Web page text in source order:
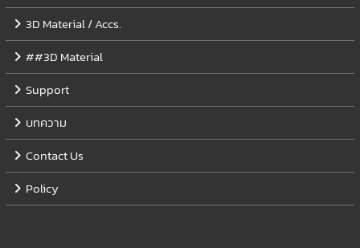
3D Material / Accs.
##3D Material
Support
บทความ
Contact Us
Policy